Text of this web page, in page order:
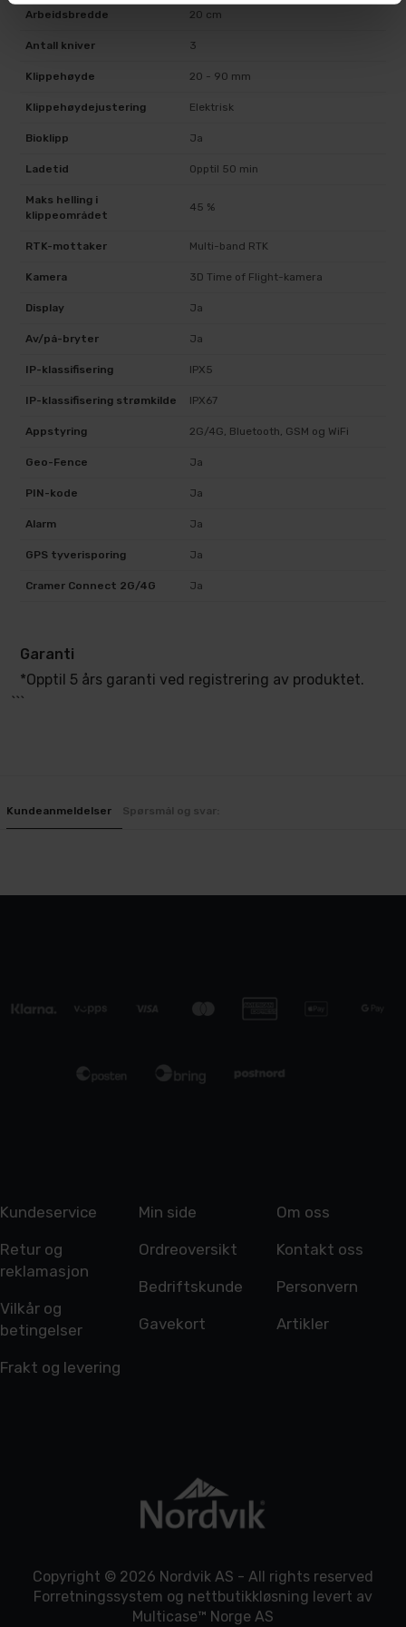
Arbeidsbredde 20 cm
Antall kniver 3
Klippehøyde 20 - 90 mm
Klippehøydejustering Elektrisk
Bioklipp Ja
Ladetid Opptil 50 min
Maks helling i
klippeområdet
45 %
RTK-mottaker Multi-band RTK
Kamera 3D Time of Flight-kamera
Display Ja
Av/på-bryter Ja
IP-klassifisering IPX5
IP-klassifisering strømkilde IPX67
Appstyring 2G/4G, Bluetooth, GSM og WiFi
Geo-Fence Ja
PIN-kode Ja
Alarm Ja
GPS tyverisporing Ja
Cramer Connect 2G/4G Ja
Garanti
*Opptil 5 års garanti ved registrering av produktet.
```
Kundeanmeldelser Spørsmål og svar:
Kundeservice
Retur og
reklamasjon
Vilkår og
betingelser
Frakt og levering
Min side
Ordreoversikt
Bedriftskunde
Gavekort
Om oss
Kontakt oss
Personvern
Artikler
Copyright © 2026 Nordvik AS - All rights reserved
Forretningssystem og nettbutikkløsning levert av
Multicase™ Norge AS